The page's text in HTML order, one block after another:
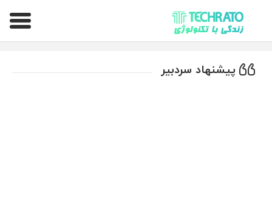
تکراتو – زندگی با تکنولوژی
پیشنهاد سردبیر